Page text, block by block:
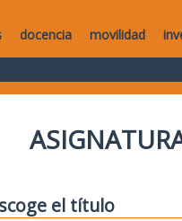
docencia movilidad
el título